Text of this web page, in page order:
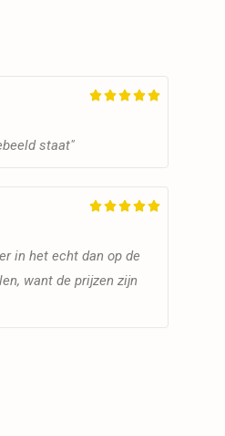

staat"

in het echt dan op de
want de prijzen zijn